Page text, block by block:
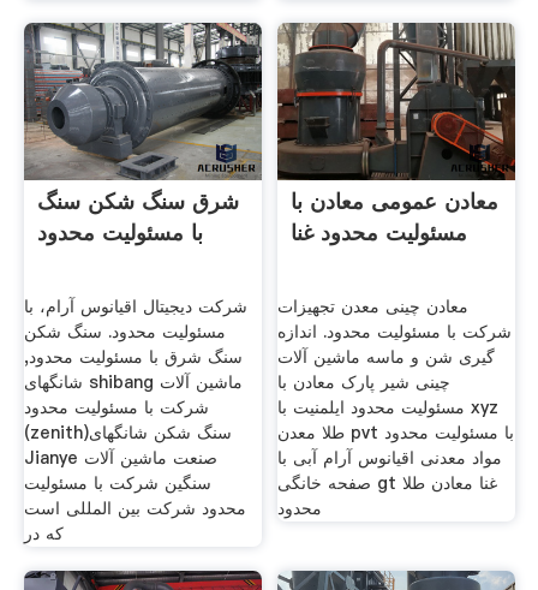
شرق سنگ شکن سنگ
با مسئولیت محدود
شرکت دیجیتال اقیانوس آرام، با
مسئولیت محدود. سنگ شکن
سنگ شرق با مسئولیت محدود,
شانگهای shibang ماشین آلات
شرکت با مسئولیت محدود
(zenith)سنگ شکن شانگهای
Jianye صنعت ماشین آلات
سنگین شرکت با مسئولیت
محدود شرکت بین المللی است
که در
معادن عمومی معادن با
مسئولیت محدود غنا
معادن چینی معدن تجهیزات
شرکت با مسئولیت محدود. اندازه
گیری شن و ماسه ماشین آلات
چینی شیر پارک معادن با
مسئولیت محدود ایلمنیت با xyz
طلا معدن pvt با مسئولیت محدود
مواد معدنی اقیانوس آرام آبی با
صفحه خانگی gt غنا معادن طلا
محدود